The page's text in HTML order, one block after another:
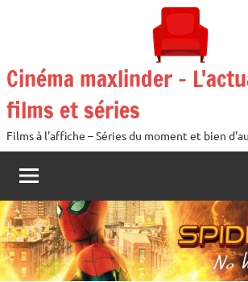
Cinéma maxlinder –
films et séries
Films à l'affiche – Séries du moment et bien